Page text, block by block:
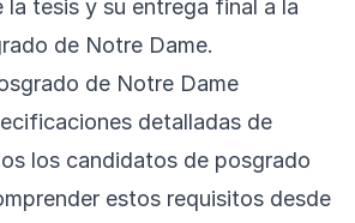
la tesis y su entrega final a la
de Notre Dame.
de Notre Dame
detalladas de
los candidatos de posgrado
estos requisitos desde